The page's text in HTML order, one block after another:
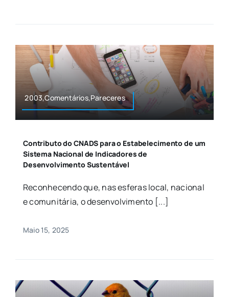
2003,Comentários,Pareceres
Contributo do CNADS para o Estabelecimento de um
Sistema Nacional de Indicadores de
Desenvolvimento Sustentável
Reconhecendo que, nas esferas local, nacional
e comunitária, o desenvolvimento [...]
Maio 15, 2025